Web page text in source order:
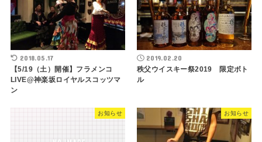
2018.05.17
【5/19（土）開催】フラメンコ
LIVE@神楽坂ロイヤルスコッツマ
ン
2019.02.20
秩父ウイスキー祭2019 限定ボト
ル
お知らせ お知らせ